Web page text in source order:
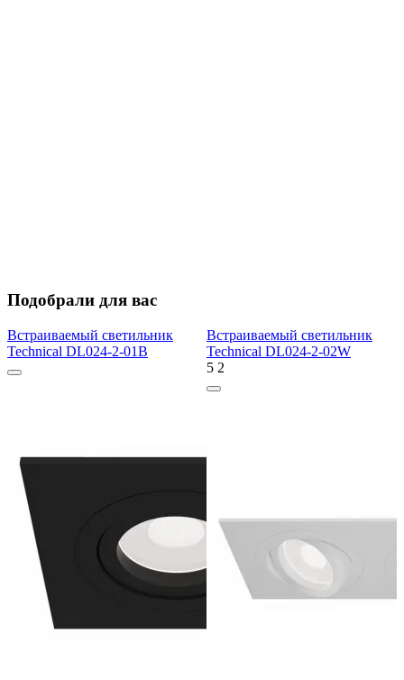
Подобрали для вас
Встраиваемый светильник
Technical DL024-2-01B
Встраиваемый светильник
Technical DL024-2-02W
5 2